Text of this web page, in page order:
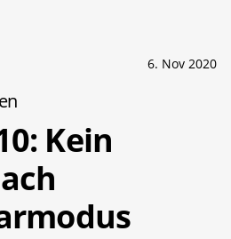
6. Nov 2020
Kein